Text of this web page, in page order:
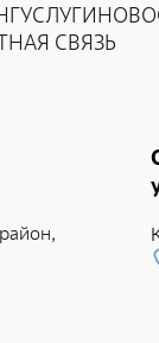
УСЛУГИ
СВЯЗЬ